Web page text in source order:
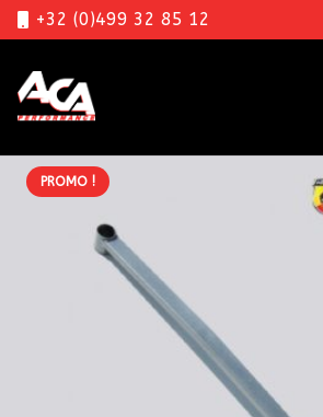
+32 (0)499 32 85 12
PROMO !